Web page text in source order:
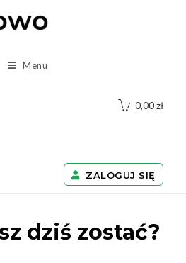
Menu
0,00zł
ZALOGUJ SIĘ
dziś zostać?